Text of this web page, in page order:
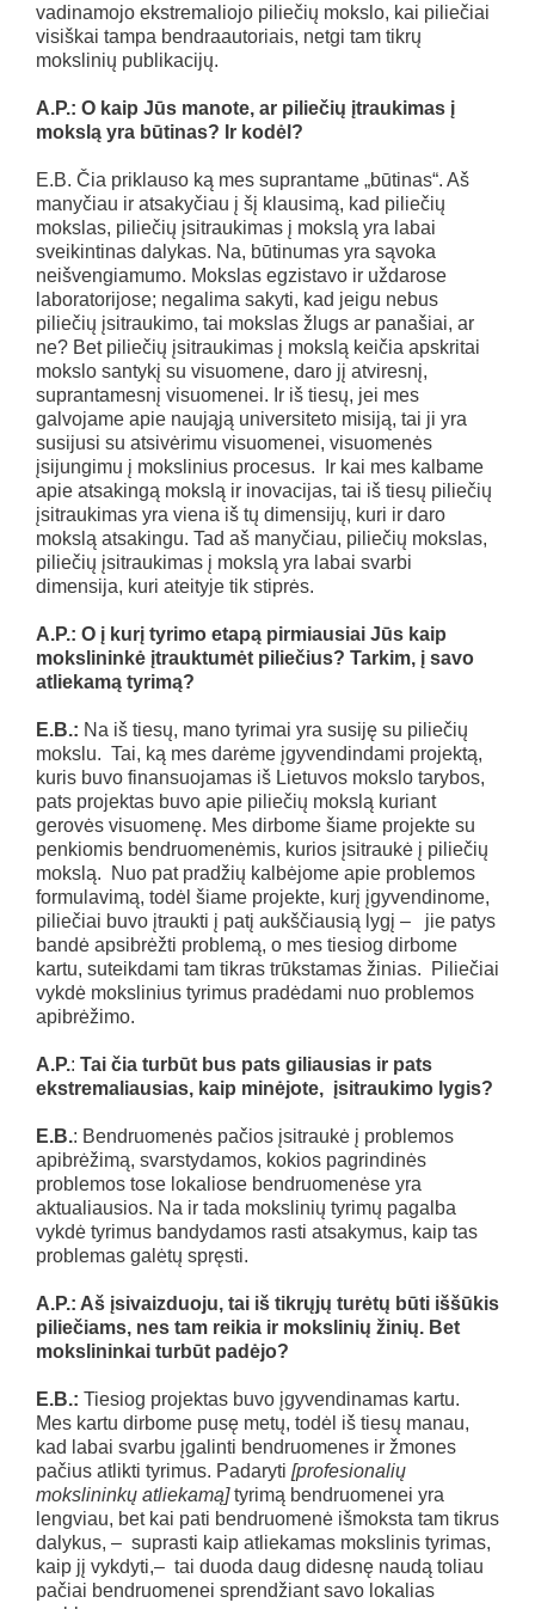
vadinamojo ekstremaliojo piliečių mokslo, kai piliečiai
visiškai tampa bendraautoriais, netgi tam tikrų
mokslinių publikacijų.
A.P.: O kaip Jūs manote, ar piliečių įtraukimas į
mokslą yra būtinas? Ir kodėl?
E.B. Čia priklauso ką mes suprantame „būtinas“. Aš
manyčiau ir atsakyčiau į šį klausimą, kad piliečių
mokslas, piliečių įsitraukimas į mokslą yra labai
sveikintinas dalykas. Na, būtinumas yra sąvoka
neišvengiamumo. Mokslas egzistavo ir uždarose
laboratorijose; negalima sakyti, kad jeigu nebus
piliečių įsitraukimo, tai mokslas žlugs ar panašiai, ar
ne? Bet piliečių įsitraukimas į mokslą keičia apskritai
mokslo santykį su visuomene, daro jį atviresnį,
suprantamesnį visuomenei. Ir iš tiesų, jei mes
galvojame apie naująją universiteto misiją, tai ji yra
susijusi su atsivėrimu visuomenei, visuomenės
įsijungimu į mokslinius procesus. Ir kai mes kalbame
apie atsakingą mokslą ir inovacijas, tai iš tiesų piliečių
įsitraukimas yra viena iš tų dimensijų, kuri ir daro
mokslą atsakingu. Tad aš manyčiau, piliečių mokslas,
piliečių įsitraukimas į mokslą yra labai svarbi
dimensija, kuri ateityje tik stiprės.
A.P.: O į kurį tyrimo etapą pirmiausiai Jūs kaip
mokslininkė įtrauktumėt piliečius? Tarkim, į savo
atliekamą tyrimą?
E.B.: Na iš tiesų, mano tyrimai yra susiję su piliečių
mokslu. Tai, ką mes darėme įgyvendindami projektą,
kuris buvo finansuojamas iš Lietuvos mokslo tarybos,
pats projektas buvo apie piliečių mokslą kuriant
gerovės visuomenę. Mes dirbome šiame projekte su
penkiomis bendruomenėmis, kurios įsitraukė į piliečių
mokslą. Nuo pat pradžių kalbėjome apie problemos
formulavimą, todėl šiame projekte, kurį įgyvendinome,
piliečiai buvo įtraukti į patį aukščiausią lygį – jie patys
bandė apsibrėžti problemą, o mes tiesiog dirbome
kartu, suteikdami tam tikras trūkstamas žinias. Piliečiai
vykdė mokslinius tyrimus pradėdami nuo problemos
apibrėžimo.
A.P.: Tai čia turbūt bus pats giliausias ir pats
ekstremaliausias, kaip minėjote, įsitraukimo lygis?
E.B.: Bendruomenės pačios įsitraukė į problemos
apibrėžimą, svarstydamos, kokios pagrindinės
problemos tose lokaliose bendruomenėse yra
aktualiausios. Na ir tada mokslinių tyrimų pagalba
vykdė tyrimus bandydamos rasti atsakymus, kaip tas
problemas galėtų spręsti.
A.P.: Aš įsivaizduoju, tai iš tikrųjų turėtų būti iššūkis
piliečiams, nes tam reikia ir mokslinių žinių. Bet
mokslininkai turbūt padėjo?
E.B.: Tiesiog projektas buvo įgyvendinamas kartu.
Mes kartu dirbome pusę metų, todėl iš tiesų manau,
kad labai svarbu įgalinti bendruomenes ir žmones
pačius atlikti tyrimus. Padaryti [profesionalių
mokslininkų atliekamą]tyrimą bendruomenei yra
lengviau, bet kai pati bendruomenė išmoksta tam tikrus
dalykus, – suprasti kaip atliekamas mokslinis tyrimas,
kaip jį vykdyti,– tai duoda daug didesnę naudą toliau
pačiai bendruomenei sprendžiant savo lokalias